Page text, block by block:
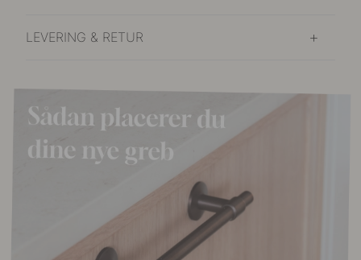
LEVERING & RETUR